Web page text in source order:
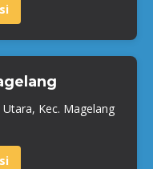
Kec. Magelang